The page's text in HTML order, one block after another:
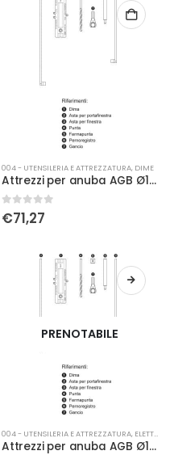
004 - UTENSILERIA E ATTREZZATURA, DIME
Attrezzi per anuba AGB Ø13 filo
0Su 5
€71,27
PRENOTABILE
004 - UTENSILERIA E ATTREZZATURA, ELETTRICA
Attrezzi per anuba AGB Ø14 filo